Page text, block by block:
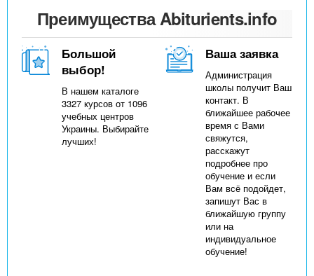
Преимущества Abiturients.info
Большой
выбор!
В нашем каталоге
3327 курсов от 1096
учебных центров
Украины. Выбирайте
лучших!
Ваша заявка
Администрация
школы получит Ваш
контакт. В
ближайшее рабочее
время с Вами
свяжутся,
расскажут
подробнее про
обучение и если
Вам всё подойдет,
запишут Вас в
ближайшую группу
или на
индивидуальное
обучение!